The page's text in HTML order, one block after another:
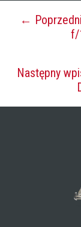
←
f/
Następny